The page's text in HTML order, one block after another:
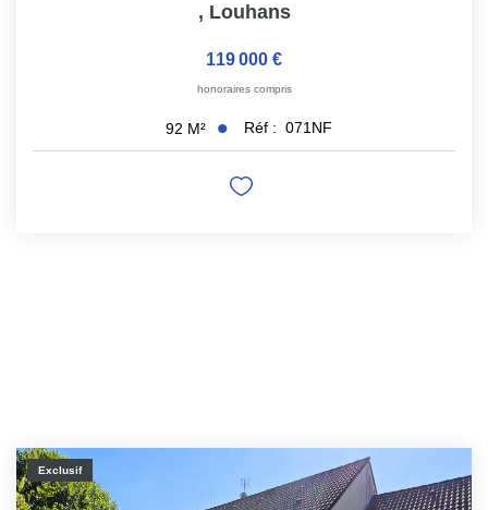
, Louhans
119 000 €
honoraires compris
92 M² Réf : 071NF
Exclusif